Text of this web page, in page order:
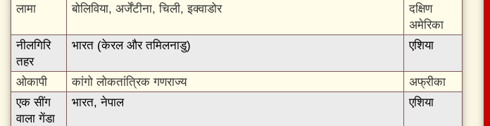
लामा बोलिविया, अर्जेंटीना, चिली, इक्वाडोर
दक्षिण
अमेरिका
नीलगिरि
तहर
भारत (केरल और तमिलनाडु) एशिया
ओकापी कांगो लोकतांत्रिक गणराज्य
अफ्रीका
एक सींग
वाला गेंडा
भारत, नेपाल एशिया